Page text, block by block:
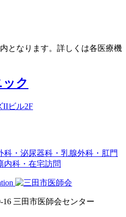
となります。詳しくは各医療機
ク
IIビル2F
科・泌尿器科・乳腺外科・肛門
内科・在宅訪問
16 三田市医師会センター